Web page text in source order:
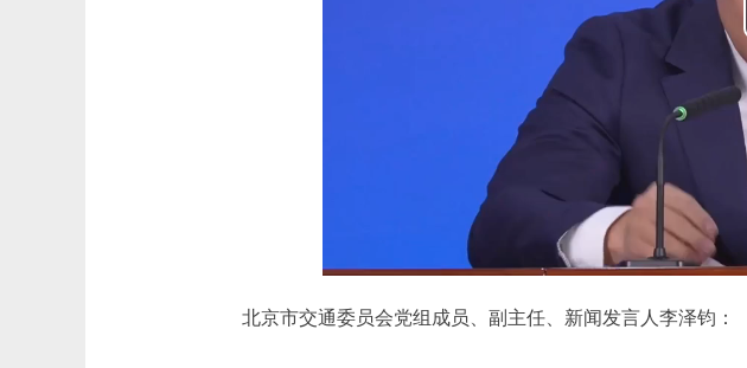
北京市交通委员会党组成员、副主任、新闻发言人李泽钧：